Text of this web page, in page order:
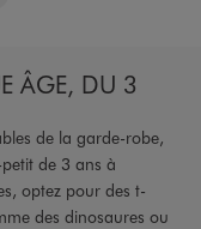
ÂGE, DU 3
de la garde-robe,
de 3 ans à
optez pour des t-
des dinosaures ou